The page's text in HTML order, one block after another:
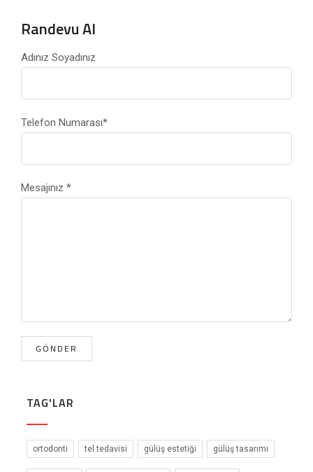
Randevu Al
Adınız Soyadınız
Telefon Numarası*
Mesajınız *
TAG'LAR
ortodonti tel tedavisi gülüş estetiği gülüş tasarımı